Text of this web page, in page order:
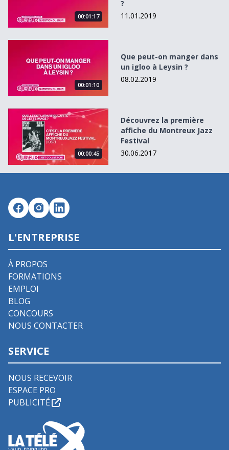
00:01:17
?
11.01.2019
00:01:10
Que peut-on manger dans
un igloo à Leysin ?
08.02.2019
Découvrez la première affiche du Montreux Jazz Festival
00:00:45
Découvrez la première
affiche du Montreux Jazz
Festival
30.06.2017
L'ENTREPRISE
À PROPOS
FORMATIONS
EMPLOI
BLOG
CONCOURS
NOUS CONTACTER
SERVICE
NOUS RECEVOIR
ESPACE PRO
PUBLICITÉ